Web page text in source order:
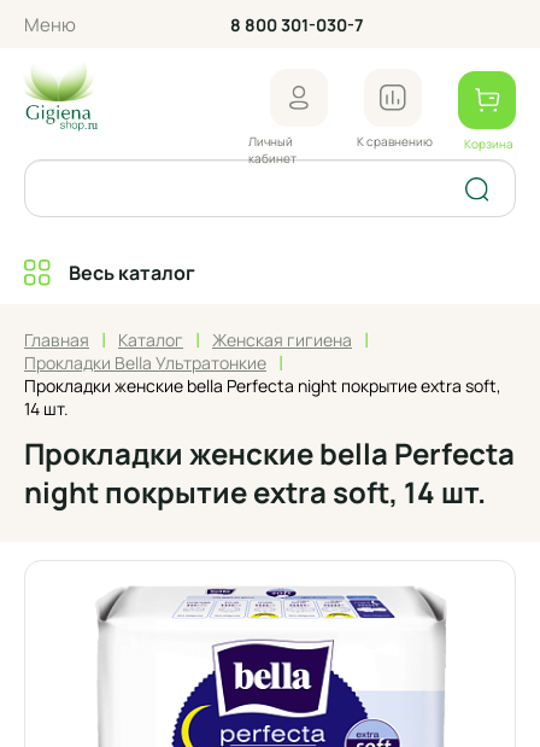
Меню 8 800 301-030-7
Личный
кабинет
К сравнению Корзина
Весь каталог
Главная | Каталог | Женская гигиена |
Прокладки Bella Ультратонкие |
Прокладки женские bella Perfecta night покрытие extra soft,
14 шт.
Прокладки женские bella Perfecta
night покрытие extra soft, 14 шт.